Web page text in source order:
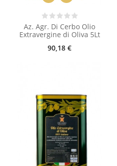
Az. Agr. Di Cerbo Olio
Extravergine di Oliva 5Lt
90,18 €